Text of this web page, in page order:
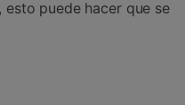
puede hacer que se